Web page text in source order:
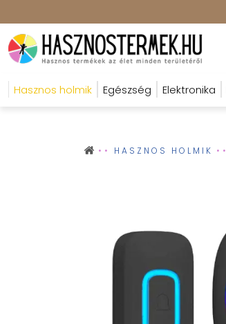
Hasznos holmik Egészség Elektronika
HASZNOS HOLMIK